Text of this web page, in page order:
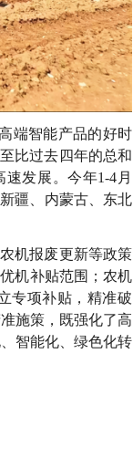
端智能产品的好时
比过去四年的总和
发展。今年1-4月
疆、内蒙古、东北
机报废更新等政策
机补贴范围；农机
专项补贴，精准破
施策，既强化了高
智能化、绿色化转